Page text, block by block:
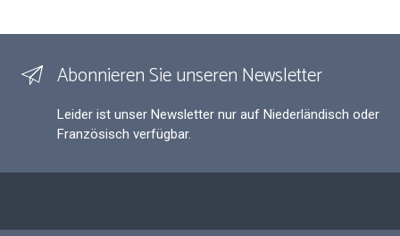
Abonnieren Sie unseren Newsletter
Leider ist unser Newsletter nur auf Niederländisch oder
Französisch verfügbar.